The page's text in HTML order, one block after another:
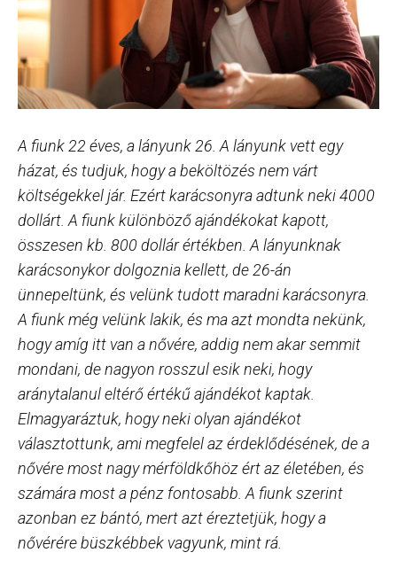
A fiunk 22 éves, a lányunk 26. A lányunk vett egy
házat, és tudjuk, hogy a beköltözés nem várt
költségekkel jár. Ezért karácsonyra adtunk neki 4000
dollárt. A fiunk különböző ajándékokat kapott,
összesen kb. 800 dollár értékben. A lányunknak
karácsonykor dolgoznia kellett, de 26-án
ünnepeltünk, és velünk tudott maradni karácsonyra.
A fiunk még velünk lakik, és ma azt mondta nekünk,
hogy amíg itt van a nővére, addig nem akar semmit
mondani, de nagyon rosszul esik neki, hogy
aránytalanul eltérő értékű ajándékot kaptak.
Elmagyaráztuk, hogy neki olyan ajándékot
választottunk, ami megfelel az érdeklődésének, de a
nővére most nagy mérföldkőhöz ért az életében, és
számára most a pénz fontosabb. A fiunk szerint
azonban ez bántó, mert azt éreztetjük, hogy a
nővérére büszkébbek vagyunk, mint rá.